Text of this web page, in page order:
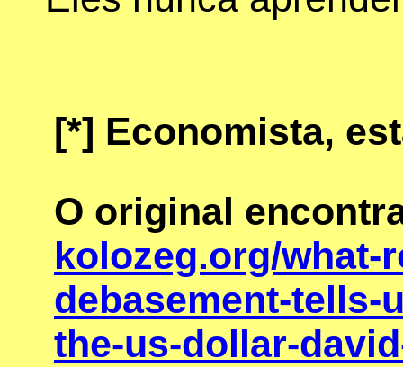
[*] Economista,
O original
kolozeg.org/what-
debasement-tells-
the-us-dollar-